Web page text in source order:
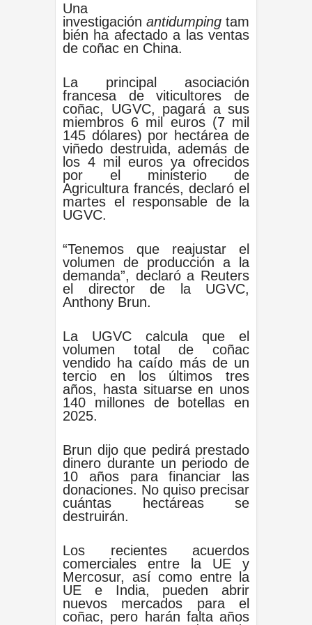
Una
investigación antidumping tam
bién ha afectado a las ventas
de coñac en China.
La principal asociación
francesa de viticultores de
coñac, UGVC, pagará a ‌sus
miembros 6 mil euros (7 mil
145 dólares) por hectárea de
viñedo destruida, además de
los 4 mil euros ya ofrecidos
por el ministerio ‍de
Agricultura francés, declaró el
‍martes el responsable de la
UGVC.
“Tenemos que reajustar el
volumen ⁠de producción a la
demanda”, declaró a Reuters
el director de la UGVC,
Anthony Brun.
La UGVC calcula que el
volumen total de coñac
vendido ha caído más de un
tercio en los últimos tres
años, hasta situarse en unos
140 millones de botellas en
2025.
Brun dijo que pedirá prestado
dinero durante un periodo de
10 ⁠años para financiar las
donaciones. No quiso precisar
cuántas hectáreas se
destruirán.
Los recientes acuerdos
comerciales entre la UE y
Mercosur, así como entre la
UE e India, pueden abrir
nuevos mercados para el
coñac, pero harán falta años